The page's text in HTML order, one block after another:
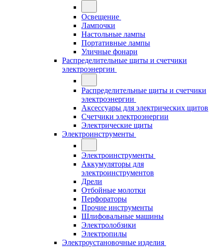
Освещение
Лампочки
Настольные лампы
Портативные лампы
Уличные фонари
Распределительные щиты и счетчики
электроэнергии
Распределительные щиты и счетчики
электроэнергии
Аксессуары для электрических щитов
Счетчики электроэнергии
Электрические щиты
Электроинструменты
Электроинструменты
Аккумуляторы для
электроинструментов
Дрели
Отбойные молотки
Перфораторы
Прочие инструменты
Шлифовальные машины
Электролобзики
Электропилы
Электроустановочные изделия